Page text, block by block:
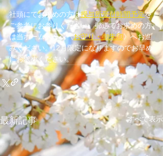
社頭にてお求めの方は授与所受付時間予定を
ご参考にお参りください。郵送でお求めの方
は当ホームページ《お守り・御朱印》へお進
みください。12月限定になりますのでお早め
にお求めください。
最新記事 すべて表示